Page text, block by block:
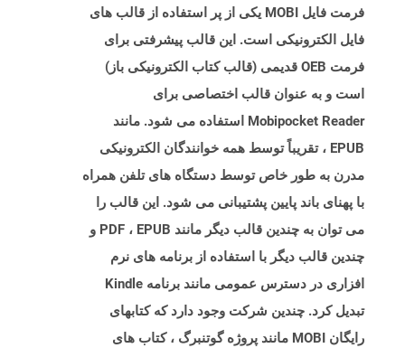
فرمت فایل MOBI یکی از پر استفاده از قالب های
فایل الکترونیکی است. این قالب پیشرفتی برای
فرمت OEB قدیمی (قالب کتاب الکترونیکی باز)
است و به عنوان قالب اختصاصی برای
Mobipocket Reader استفاده می شود. مانند
EPUB ، تقریباً توسط همه خوانندگان الکترونیکی
مدرن به طور خاص توسط دستگاه های تلفن همراه
با پهنای باند پایین پشتیبانی می شود. این قالب را
می توان به چندین قالب دیگر مانند PDF ، EPUB و
چندین قالب دیگر با استفاده از برنامه های نرم
افزاری در دسترس عمومی مانند برنامه Kindle
تبدیل کرد. چندین شرکت وجود دارد که کتابهای
رایگان MOBI مانند پروژه گوتنبرگ ، کتاب های